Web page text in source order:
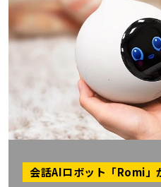
会話AIロボット「Romi」